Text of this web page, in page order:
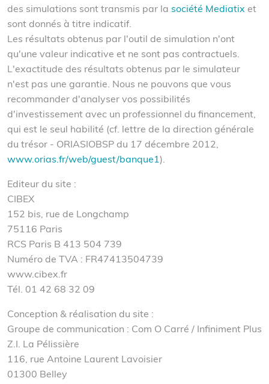
des simulations sont transmis par la société Mediatix et
sont donnés à titre indicatif.
Les résultats obtenus par l'outil de simulation n'ont
qu'une valeur indicative et ne sont pas contractuels.
L'exactitude des résultats obtenus par le simulateur
n'est pas une garantie. Nous ne pouvons que vous
recommander d'analyser vos possibilités
d'investissement avec un professionnel du financement,
qui est le seul habilité (cf. lettre de la direction générale
du trésor - ORIASIOBSP du 17 décembre 2012,
www.orias.fr/web/guest/banque1).
Editeur du site :
CIBEX
152 bis, rue de Longchamp
75116 Paris
RCS Paris B 413 504 739
Numéro de TVA : FR47413504739
www.cibex.fr
Tél. 01 42 68 32 09
Conception & réalisation du site :
Groupe de communication : Com O Carré / Infiniment Plus
Z.I. La Pélissière
116, rue Antoine Laurent Lavoisier
01300 Belley